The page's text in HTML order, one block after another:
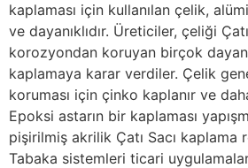
kaplaması için kullanılan çelik,
ve dayanıklıdır. Üreticiler, çeliği
korozyondan koruyan birçok
kaplamaya karar verdiler. Çelik
koruması için çinko kaplanır ve
Epoksi astarın bir kaplaması
pişirilmiş akrilik Çatı Sacı kaplama
Tabaka sistemleri ticari